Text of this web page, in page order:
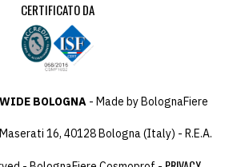
CERTIFICATO DA
BOLOGNA - Made by BolognaFiere
16, 40128 Bologna (Italy) - R.E.A.